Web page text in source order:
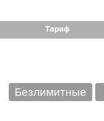
Тариф
Безлимитные